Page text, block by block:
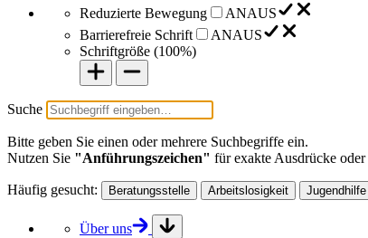
Reduzierte Bewegung
ANAUS
Barrierefreie Schrift
ANAUS
Schriftgröße (100%)
Suche
Bitte geben Sie einen oder mehrere Suchbegriffe ein.
Nutzen Sie "Anführungszeichen" für exakte Ausdrücke oder
Häufig gesucht: Beratungsstelle Arbeitslosigkeit Jugendhilfe
Über uns